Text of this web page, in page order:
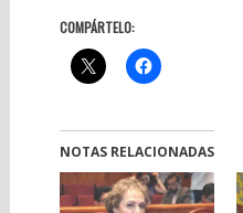
COMPÁRTELO:
NOTAS RELACIONADAS